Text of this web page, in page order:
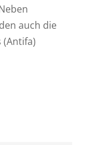
auch die
(Antifa)